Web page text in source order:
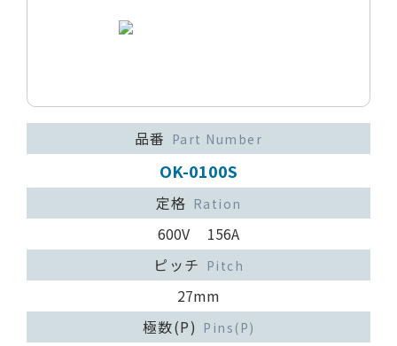
品番 Part Number
OK-0100S
定格 Ration
600V 156A
ピッチ Pitch
27mm
極数(P) Pins(P)